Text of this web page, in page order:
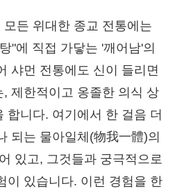
든 위대한 종교 전통에는
"에 직접 가닿는 '깨어남'의
샤먼 전통에도 신이 들리면
제한적이고 옹졸한 의식 상
합니다. 여기에서 한 걸음 더
되는 물아일체(物我一體)의
있고, 그것들과 궁극적으로
이 있습니다. 이런 경험을 한